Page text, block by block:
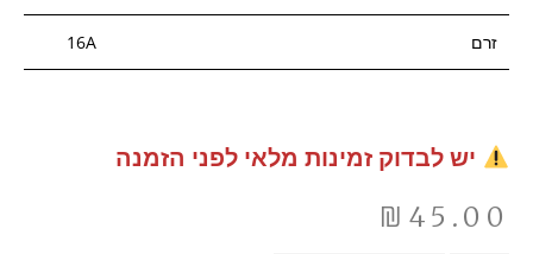
זרם 16A
יש לבדוק זמינות מלאי לפני הזמנה
₪ 45.00